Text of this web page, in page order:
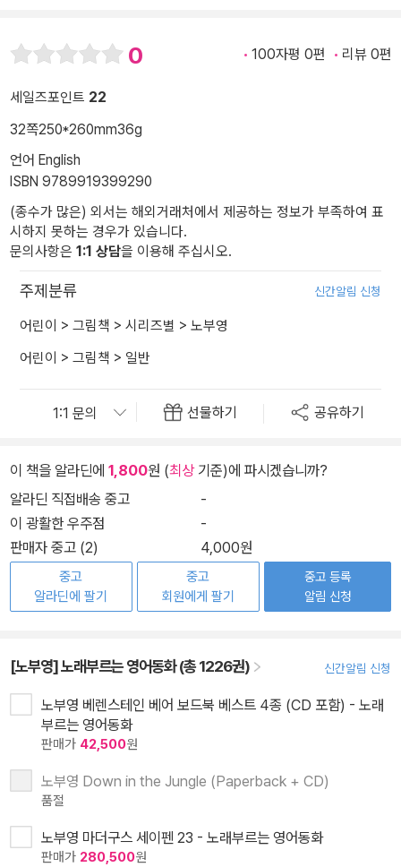
0 100자평 0편 리뷰 0편
세일즈포인트 22
32쪽250*260mm36g
언어 English
ISBN 9789919399290
(종수가 많은) 외서는 해외거래처에서 제공하는 정보가 부족하여 표
시하지 못하는 경우가 있습니다.
문의사항은 1:1 상담을 이용해 주십시오.
주제분류 신간알림 신청
어린이 > 그림책 > 시리즈별 > 노부영
어린이 > 그림책 > 일반
선물하기 공유하기
이 책을 알라딘에 1,800원 (최상기준)에 파시겠습니까?
알라딘 직접배송 중고
-
이 광활한 우주점
-
판매자 중고 (2)
4,000원
중고
알라딘에 팔기
중고
회원에게 팔기
중고 등록
알림 신청
[노부영] 노래부르는 영어동화 (총 1226권) 신간알림 신청
노부영 베렌스테인 베어 보드북 베스트 4종 (CD 포함) - 노래
부르는 영어동화
판매가 42,500원
노부영 Down in the Jungle (Paperback + CD)
품절
노부영 마더구스 세이펜 23 - 노래부르는 영어동화
판매가 280,500원